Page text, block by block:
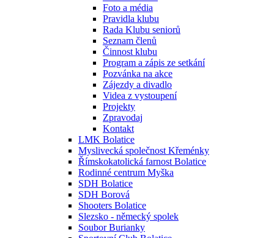
Foto a média
Pravidla klubu
Rada Klubu seniorů
Seznam členů
Činnost klubu
Program a zápis ze setkání
Pozvánka na akce
Zájezdy a divadlo
Videa z vystoupení
Projekty
Zpravodaj
Kontakt
LMK Bolatice
Myslivecká společnost Křeménky
Římskokatolická farnost Bolatice
Rodinné centrum Myška
SDH Bolatice
SDH Borová
Shooters Bolatice
Slezsko - německý spolek
Soubor Burianky